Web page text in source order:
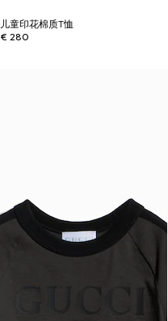
儿童印花棉质T恤
€ 280